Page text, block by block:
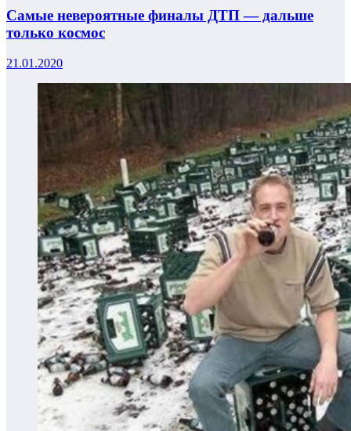
Самые невероятные финалы ДТП — дальше
только космос
21.01.2020